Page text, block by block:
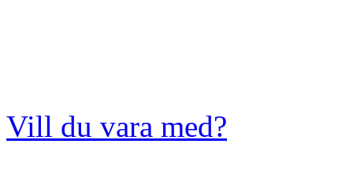
Vill du vara med?